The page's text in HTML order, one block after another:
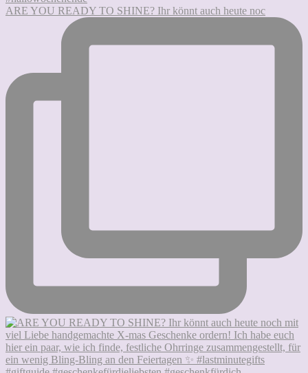
ARE YOU READY TO SHINE? Ihr könnt auch heute noc